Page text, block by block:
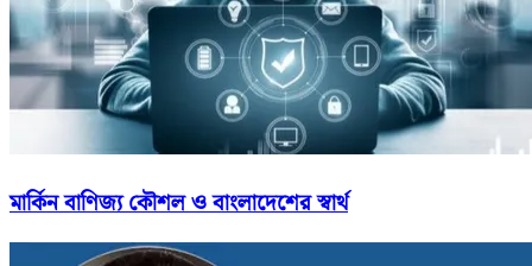
মার্কিন বাণিজ্য কৌশল ও বাংলাদেশের স্বার্থ